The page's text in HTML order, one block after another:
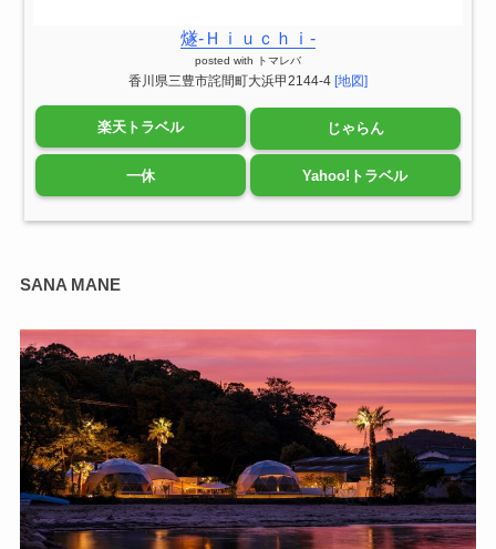
燧‐Ｈｉｕｃｈｉ‐
posted with トマレバ
香川県三豊市詫間町大浜甲2144-4 [地図]
楽天トラベル じゃらん
一休 Yahoo!トラベル
SANA MANE